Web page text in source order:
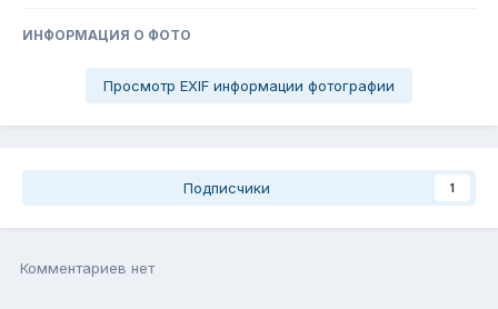
ИНФОРМАЦИЯ О ФОТО
Просмотр EXIF информации фотографии
Подписчики 1
Комментариев нет